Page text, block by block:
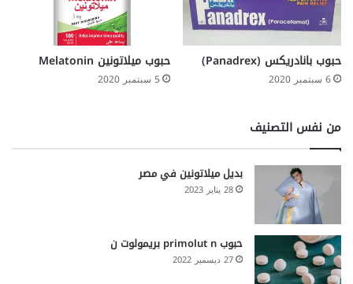
حبوب بانادريكس (Panadrex)
6 سبتمبر 2020
حبوب ميلاتونين Melatonin
5 سبتمبر 2020
من نفس التصنيف
بديل ميلاتونين في مصر
28 يناير 2023
حبوب primolut n بريمولوت ن
27 ديسمبر 2022